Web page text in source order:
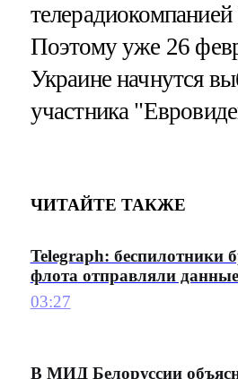
Поэтому уже 26
Украине начнутся
участника
ЧИТАЙТЕ ТАКЖЕ
Telegraph: беспилотники
флота отправляли
03:27
В МИД Белоруссии